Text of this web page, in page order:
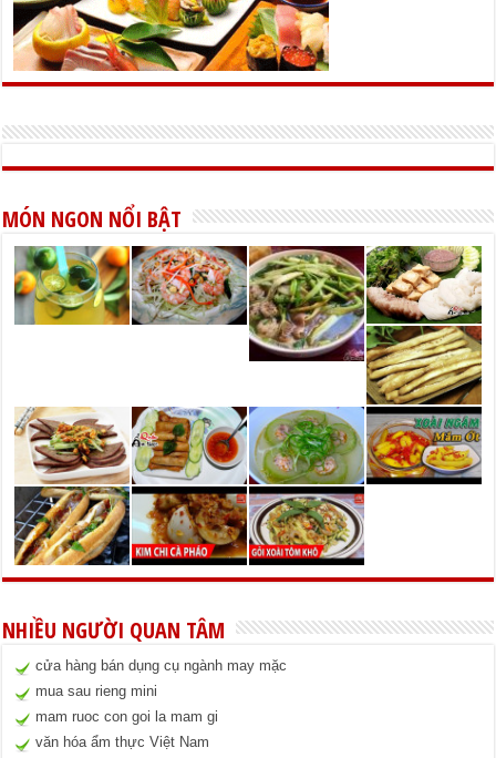
MÓN NGON NỔI BẬT
NHIỀU NGƯỜI QUAN TÂM
cửa hàng bán dụng cụ ngành may mặc
mua sau rieng mini
mam ruoc con goi la mam gi
văn hóa ẩm thực Việt Nam